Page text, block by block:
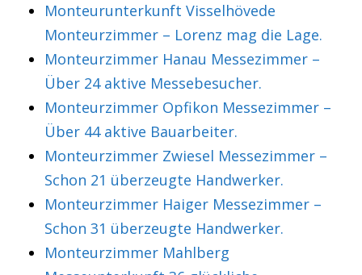
Monteurunterkunft Visselhövede
Monteurzimmer – Lorenz mag die Lage.
Monteurzimmer Hanau Messezimmer –
Über 24 aktive Messebesucher.
Monteurzimmer Opfikon Messezimmer –
Über 44 aktive Bauarbeiter.
Monteurzimmer Zwiesel Messezimmer –
Schon 21 überzeugte Handwerker.
Monteurzimmer Haiger Messezimmer –
Schon 31 überzeugte Handwerker.
Monteurzimmer Mahlberg